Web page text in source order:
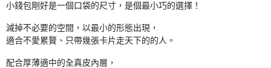
小錢包剛好是一個口袋的尺寸，是個最小巧的選擇！
減掉不必要的空間，以最小的形態出現，
適合不愛累贅、只帶幾張卡片走天下的的人。
配合厚薄適中的全真皮內層，